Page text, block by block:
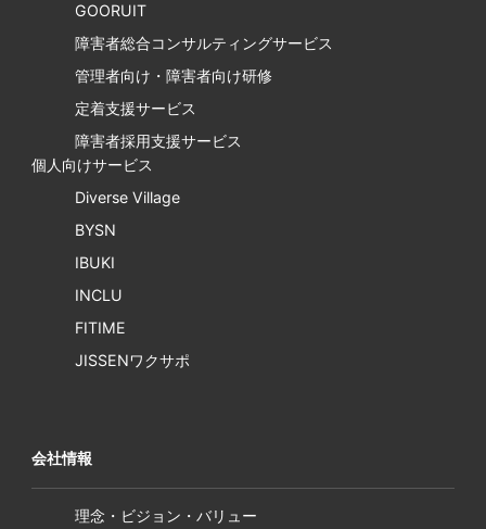
GOORUIT
障害者総合コンサルティングサービス
管理者向け・障害者向け研修
定着支援サービス
障害者採用支援サービス
個人向けサービス
Diverse Village
BYSN
IBUKI
INCLU
FITIME
JISSENワクサポ
会社情報
理念・ビジョン・バリュー